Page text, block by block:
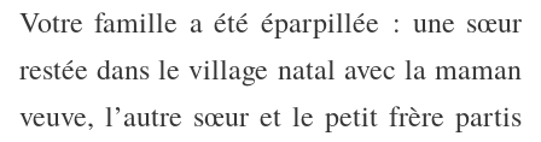
Votre famille a été éparpillée : une sœur
restée dans le village natal avec la maman
veuve, l’autre sœur et le petit frère partis